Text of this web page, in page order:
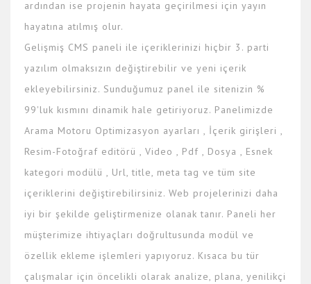
ardından ise projenin hayata geçirilmesi için yayın
hayatına atılmış olur.
Gelişmiş CMS paneli ile içeriklerinizi hiçbir 3. parti
yazılım olmaksızın değiştirebilir ve yeni içerik
ekleyebilirsiniz. Sunduğumuz panel ile sitenizin %
99'luk kısmını dinamik hale getiriyoruz. Panelimizde
Arama Motoru Optimizasyon ayarları , İçerik girişleri ,
Resim-Fotoğraf editörü , Video , Pdf , Dosya , Esnek
kategori modülü , Url, title, meta tag ve tüm site
içeriklerini değiştirebilirsiniz. Web projelerinizi daha
iyi bir şekilde geliştirmenize olanak tanır. Paneli her
müşterimize ihtiyaçları doğrultusunda modül ve
özellik ekleme işlemleri yapıyoruz. Kısaca bu tür
çalışmalar için öncelikli olarak analize, plana, yenilikçi